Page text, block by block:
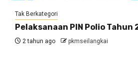
Tak Berkategori
Pelaksanaan PIN Polio Tahun
2 tahun ago pkmseilangkai